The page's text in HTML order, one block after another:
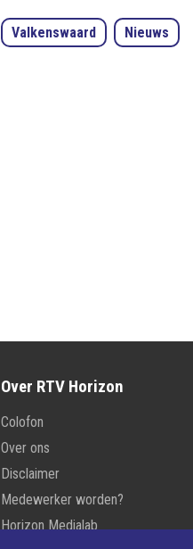
Valkenswaard Nieuws
Over RTV Horizon
Colofon
Over ons
Disclaimer
Medewerker worden?
Horizon Medialab